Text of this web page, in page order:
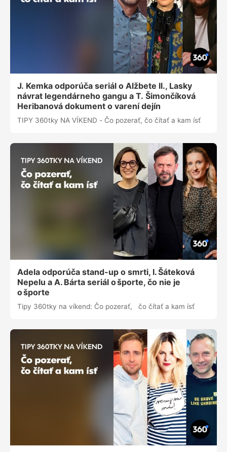
J. Kemka odporúča seriál o Alžbete ll., Lasky
návrat legendárneho gangu a T. Šimončíková
Heribanová dokument o varení dejín
TIPY 360tky NA VÍKEND - Čo pozerať, čo čítať a kam ísť
Adela odporúča stand-up o smrti, I. Šáteková
Nepelu a A. Bárta seriál o športe, čo nie je
o športe
Tipy 360tky na víkend: Čo pozerať, čo čítať a kam ísť